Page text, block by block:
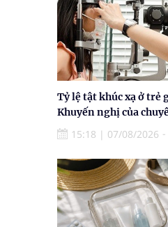
Tỷ lệ tật khúc xạ ở trẻ
Khuyến nghị của
15:18 | 07/08/2026